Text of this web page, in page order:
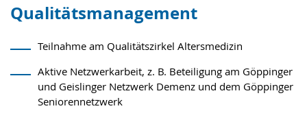
Qualitätsmanagement
Teilnahme am Qualitätszirkel Altersmedizin
Aktive Netzwerkarbeit, z. B. Beteiligung am Göppinger
und Geislinger Netzwerk Demenz und dem Göppinger
Seniorennetzwerk